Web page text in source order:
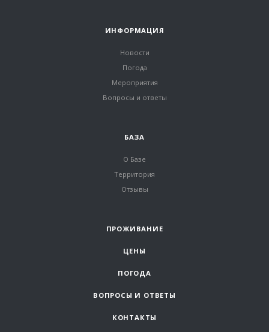
ИНФОРМАЦИЯ
Новости
Погода
Мероприятия
Вопросы и ответы
БАЗА
О Базе
Территория
Отзывы
ПРОЖИВАНИЕ
ЦЕНЫ
ПОГОДА
ВОПРОСЫ И ОТВЕТЫ
КОНТАКТЫ